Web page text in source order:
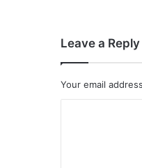
Leave a Reply
Your email